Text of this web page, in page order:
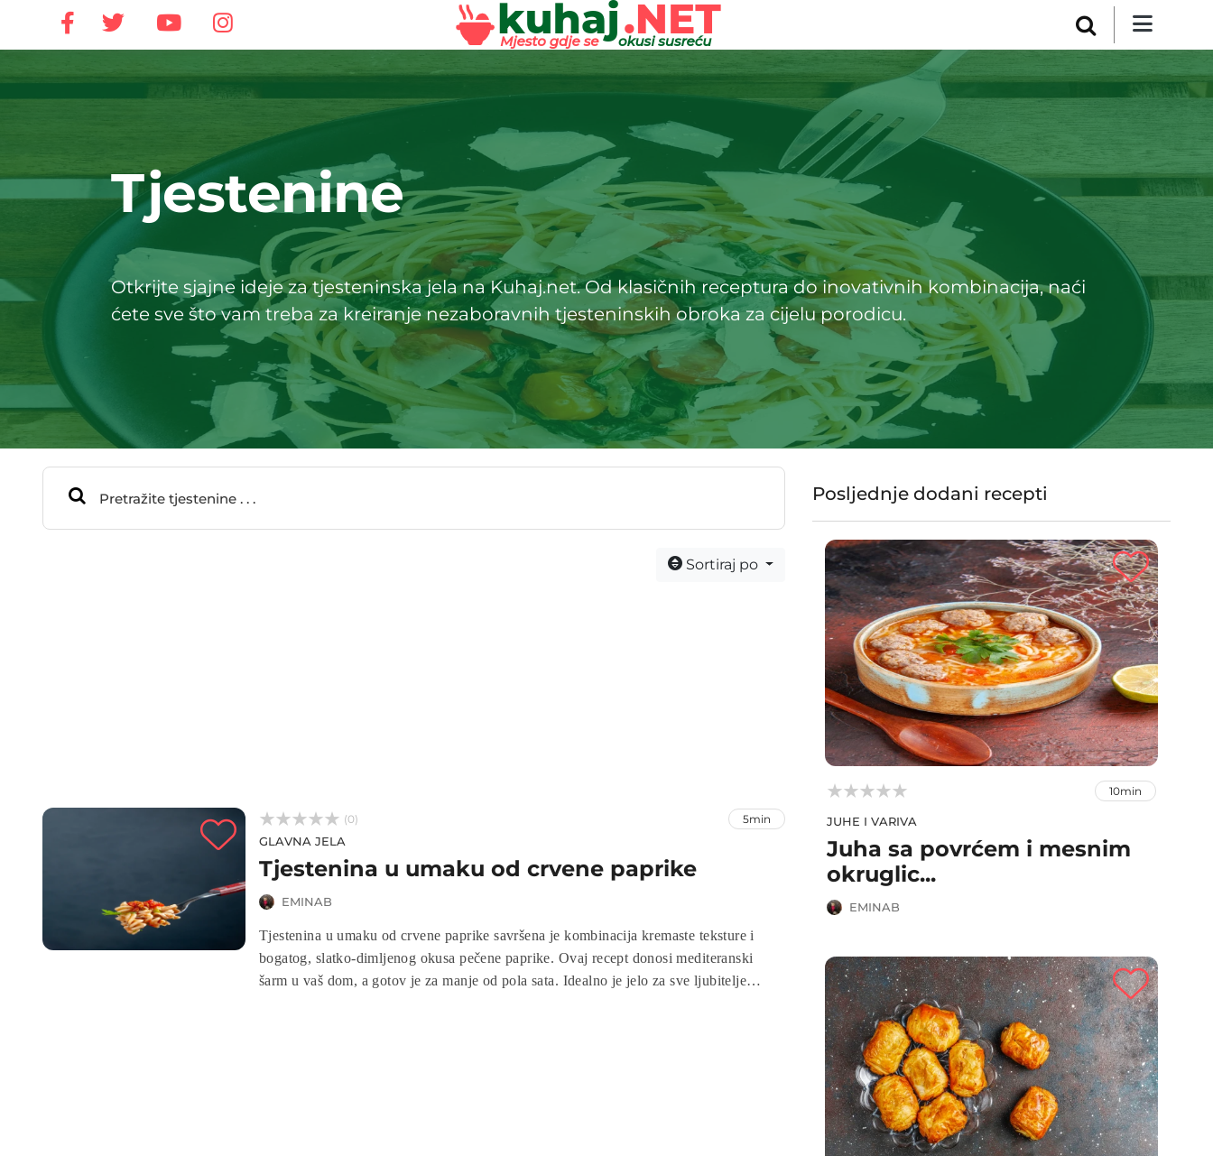
Tjestenine
Otkrijte sjajne ideje za tjesteninska jela na Kuhaj.net. Od klasičnih receptura do inovativnih kombinacija, naći
ćete sve što vam treba za kreiranje nezaboravnih tjesteninskih obroka za cijelu porodicu.
Sortiraj po


 (0) 5min
GLAVNA JELA
Tjestenina u umaku od crvene paprike
EMINAB
Tjestenina u umaku od crvene paprike savršena je kombinacija kremaste teksture i
bogatog, slatko-dimljenog okusa pečene paprike. Ovaj recept donosi mediteranski
šarm u vaš dom, a gotov je za manje od pola sata. Idealno je jelo za sve ljubitelje
Posljednje dodani recepti


 10min
JUHE I VARIVA
Juha sa povrćem i mesnim
okruglic...
EMINAB